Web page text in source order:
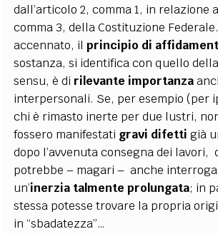
dall’articolo 2, comma 1, in relazione
comma 3, della Costituzione
accennato, ilprincipio di
sostanza, si identifica con quello
sensu, è di rilevante importanza
interpersonali. Se, per esempio (per
chi è rimasto inerte per due lustri,
fossero manifestati gravi difetti già
dopo l’avvenuta consegna dei lavori,
potrebbe – magari – anche
un’inerzia talmente prolungata; in
stessa potesse trovare la propria
in “sbadatezza”…